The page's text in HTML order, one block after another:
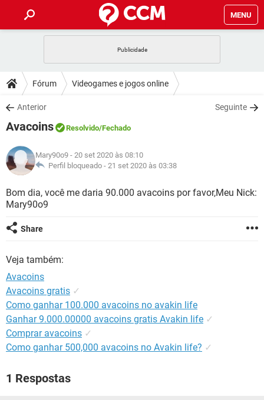
MENU
CELULAR FACEBOOK
OUTLOOK
INSTAGRAM
GUIA DE COMPRAS
DICAS
JOGOS WHATSAPP
INSTAGRAM GMAIL
GUIA DE COMPRAS
DOWNLOADS
JOGOS
CELULAR
OUTLOOK EXCEL
INSTAGRAM GMAIL
GUIA DE COMPRAS
JOGOS WHATSAPP
CELULAR
OUTLOOK EXCEL
GLOSSÁRIO
JOGOS WHATSAPP
CELULAR
OUTLOOK
GUIA DE COMPRAS
Fórum Videogames e jogos online
Anterior Seguinte
Avacoins Resolvido/Fechado
Mary90o9 - 20 set 2020 às 08:10
Perfil bloqueado - 21 set 2020 às 03:38
Bom dia, você me daria 90.000 avacoins por favor,Meu Nick:
Mary90o9
Share
Veja também:
Avacoins
Avacoins gratis ✓
Como ganhar 100.000 avacoins no avakin life
Ganhar 9.000.00000 avacoins gratis Avakin life ✓
Comprar avacoins ✓
Como ganhar 500,000 avacoins no Avakin life? ✓
1 Respostas